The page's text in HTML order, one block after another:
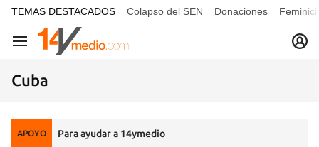
common.go-to-content
TEMAS DESTACADOS Colapso del SEN Donaciones
Navegación
Cuba
APOYO Para ayudar a 14ymedio